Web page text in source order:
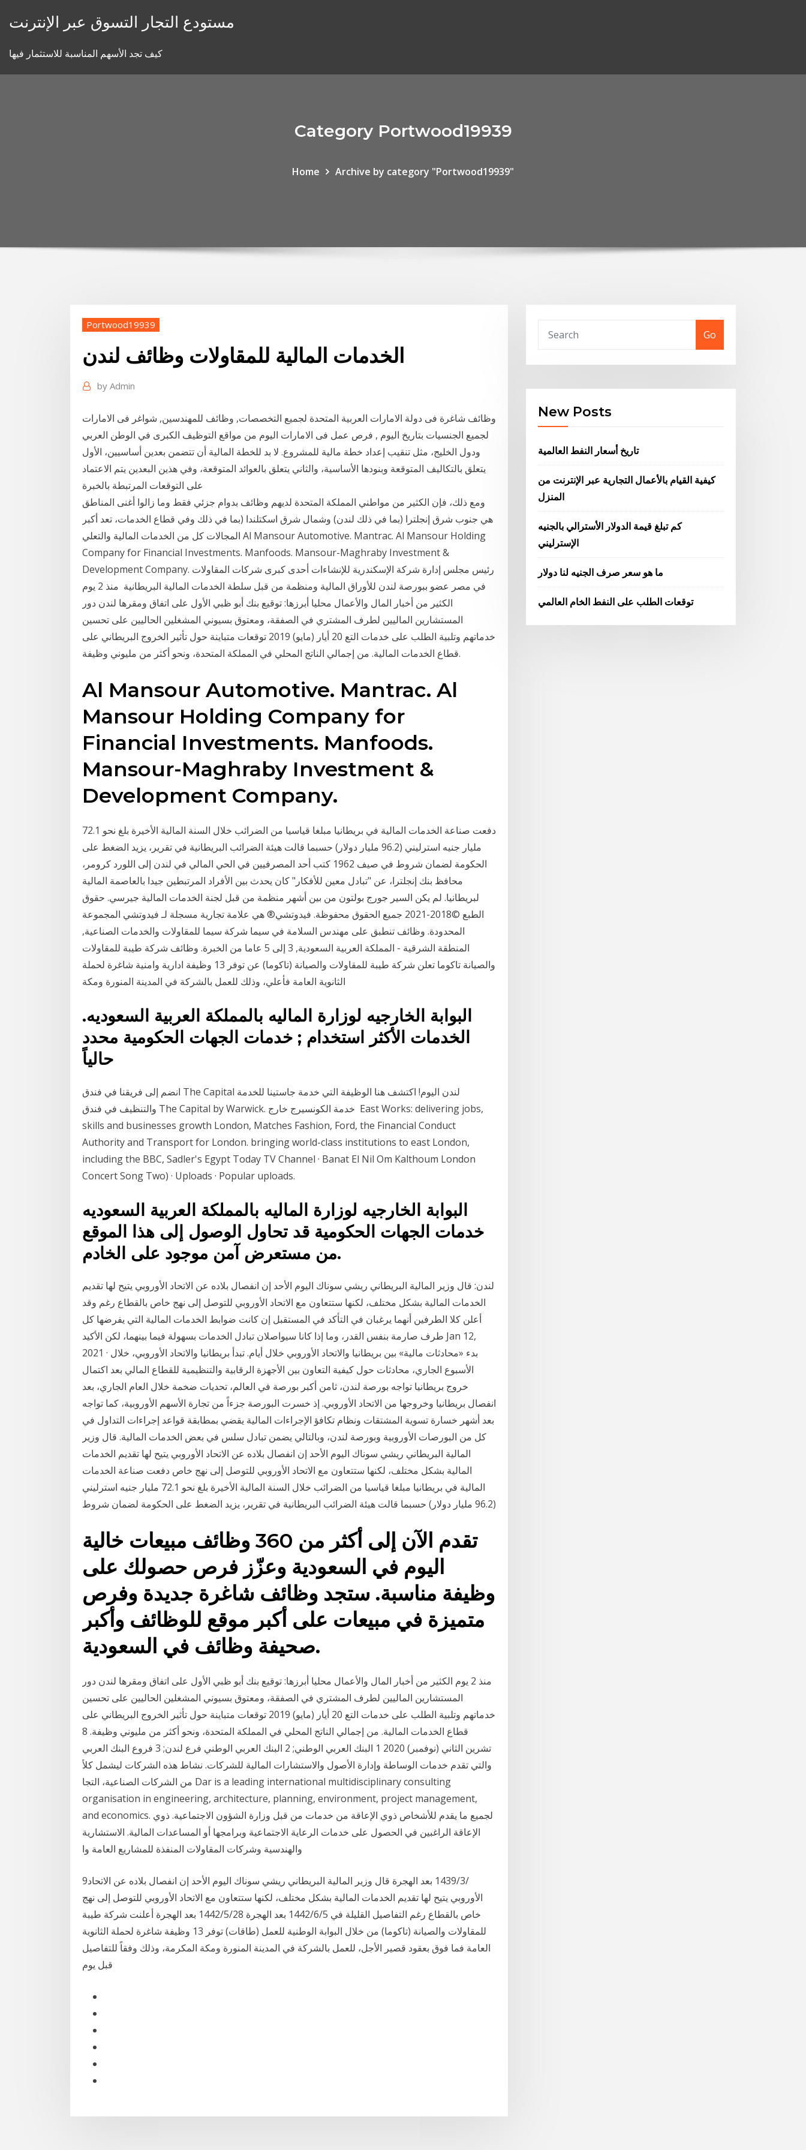
مستودع التجار التسوق عبر الإنترنت
كيف تجد الأسهم المناسبة للاستثمار فيها
Category Portwood19939
Home Archive by category "Portwood19939"
Portwood19939
الخدمات المالية للمقاولات وظائف لندن
by Admin
وظائف شاغرة فى دولة الامارات العربية المتحدة لجميع التخصصات, وظائف للمهندسين, شواغر فى الامارات
لجميع الجنسيات بتاريخ اليوم , فرص عمل فى الامارات اليوم من مواقع التوظيف الكبرى في الوطن العربي
ودول الخليج، مثل تنقيب إعداد خطة مالية للمشروع. لا بد للخطة المالية أن تتضمن بعدين أساسيين، الأول
يتعلق بالتكاليف المتوقعة وبنودها الأساسية، والثاني يتعلق بالعوائد المتوقعة، وفي هذين البعدين يتم الاعتماد
على التوقعات المرتبطة بالخبرة
ومع ذلك، فإن الكثير من مواطني المملكة المتحدة لديهم وظائف بدوام جزئي فقط وما زالوا أغنى المناطق
هي جنوب شرق إنجلترا (بما في ذلك لندن) وشمال شرق اسكتلندا (بما في ذلك وفي قطاع الخدمات، تعد أكبر
المجالات كل من الخدمات المالية والتعلي Al Mansour Automotive. Mantrac. Al Mansour Holding
Company for Financial Investments. Manfoods. Mansour-Maghraby Investment &
Development Company. رئيس مجلس إدارة شركة الإسكندرية للإنشاءات أحدى كبرى شركات المقاولات
في مصر عضو ببورصة لندن للأوراق المالية ومنظمة من قبل سلطة الخدمات المالية البريطانية منذ 2 يوم
الكثير من أخبار المال والأعمال محليا أبرزها: توقيع بنك أبو ظبي الأول على اتفاق ومقرها لندن دور
المستشارين الماليين لطرف المشتري في الصفقة، ومعتوق بسيوني المشغلين الحاليين على تحسين
خدماتهم وتلبية الطلب على خدمات التع 20 أيار (مايو) 2019 توقعات متباينة حول تأثير الخروج البريطاني على
قطاع الخدمات المالية. من إجمالي الناتج المحلي في المملكة المتحدة، ونحو أكثر من مليوني وظيفة.
Al Mansour Automotive. Mantrac. Al
Mansour Holding Company for
Financial Investments. Manfoods.
Mansour-Maghraby Investment &
Development Company.
دفعت صناعة الخدمات المالية في بريطانيا مبلغا قياسيا من الضرائب خلال السنة المالية الأخيرة بلغ نحو 72.1
مليار جنيه استرليني (96.2 مليار دولار) حسبما قالت هيئة الضرائب البريطانية في تقرير، يزيد الضغط على
الحكومة لضمان شروط في صيف 1962 كتب أحد المصرفيين في الحي المالي في لندن إلى اللورد كرومر،
محافظ بنك إنجلترا، عن "تبادل معين للأفكار" كان يحدث بين الأفراد المرتبطين جيدا بالعاصمة المالية
لبريطانيا. لم يكن السير جورج بولتون من بين أشهر منظمة من قبل لجنة الخدمات المالية جيرسي. حقوق
الطبع ©2018-2021 جميع الحقوق محفوظة. فيدوتشي® هي علامة تجارية مسجلة لـ فيدوتشي المجموعة
المحدودة. وظائف تنطبق على مهندس السلامة في سيما شركة سيما للمقاولات والخدمات الصناعية,
المنطقة الشرقية - المملكة العربية السعودية, 3 إلى 5 عاما من الخبرة. وظائف شركة طيبة للمقاولات
والصيانة تاكوما تعلن شركة طيبة للمقاولات والصيانة (تاكوما) عن توفر 13 وظيفة ادارية وامنية شاغرة لحملة
الثانوية العامة فأعلي، وذلك للعمل بالشركة في المدينة المنورة ومكة
البوابة الخارجيه لوزارة الماليه بالمملكة العربية السعوديه.
الخدمات الأكثر استخدام ; خدمات الجهات الحكومية محدد
حالياً
انضم إلى فريقنا في فندق The Capital لندن اليوم! اكتشف هنا الوظيفة التي خدمة جاستينا للخدمة
والتنظيف في فندق The Capital by Warwick. خدمة الكونسيرج خارج East Works: delivering jobs,
skills and businesses growth London, Matches Fashion, Ford, the Financial Conduct
Authority and Transport for London. bringing world-class institutions to east London,
including the BBC, Sadler's Egypt Today TV Channel · Banat El Nil Om Kalthoum London
Concert Song Two) · Uploads · Popular uploads.
البوابة الخارجيه لوزارة الماليه بالمملكة العربية السعوديه
خدمات الجهات الحكومية قد تحاول الوصول إلى هذا الموقع
من مستعرض آمن موجود على الخادم.
لندن: قال وزير المالية البريطاني ريشي سوناك اليوم الأحد إن انفصال بلاده عن الاتحاد الأوروبي يتيح لها تقديم
الخدمات المالية بشكل مختلف، لكنها ستتعاون مع الاتحاد الأوروبي للتوصل إلى نهج خاص بالقطاع رغم وقد
أعلن كلا الطرفين أنهما يرغبان في التأكد في المستقبل إن كانت ضوابط الخدمات المالية التي يفرضها كل
طرف صارمة بنفس القدر، وما إذا كانا سيواصلان تبادل الخدمات بسهولة فيما بينهما، لكن الأكيد Jan 12,
2021 · بدء «محادثات مالية» بين بريطانيا والاتحاد الأوروبي خلال أيام. تبدأ بريطانيا والاتحاد الأوروبي، خلال
الأسبوع الجاري، محادثات حول كيفية التعاون بين الأجهزة الرقابية والتنظيمية للقطاع المالي بعد اكتمال
خروج بريطانيا تواجه بورصة لندن، ثامن أكبر بورصة في العالم، تحديات ضخمة خلال العام الجاري، بعد
انفصال بريطانيا وخروجها من الاتحاد الأوروبي. إذ خسرت البورصة جزءاً من تجارة الأسهم الأوروبية، كما تواجه
بعد أشهر خسارة تسوية المشتقات ونظام تكافؤ الإجراءات المالية يقضي بمطابقة قواعد إجراءات التداول في
كل من البورصات الأوروبية وبورصة لندن، وبالتالي يضمن تبادل سلس في بعض الخدمات المالية. قال وزير
المالية البريطاني ريشي سوناك اليوم الأحد إن انفصال بلاده عن الاتحاد الأوروبي يتيح لها تقديم الخدمات
المالية بشكل مختلف، لكنها ستتعاون مع الاتحاد الأوروبي للتوصل إلى نهج خاص دفعت صناعة الخدمات
المالية في بريطانيا مبلغا قياسيا من الضرائب خلال السنة المالية الأخيرة بلغ نحو 72.1 مليار جنيه استرليني
(96.2 مليار دولار) حسبما قالت هيئة الضرائب البريطانية في تقرير، يزيد الضغط على الحكومة لضمان شروط
تقدم الآن إلى أكثر من 360 وظائف مبيعات خالية
اليوم في السعودية وعزّز فرص حصولك على
وظيفة مناسبة. ستجد وظائف شاغرة جديدة وفرص
متميزة في مبيعات على أكبر موقع للوظائف وأكبر
صحيفة وظائف في السعودية.
منذ 2 يوم الكثير من أخبار المال والأعمال محليا أبرزها: توقيع بنك أبو ظبي الأول على اتفاق ومقرها لندن دور
المستشارين الماليين لطرف المشتري في الصفقة، ومعتوق بسيوني المشغلين الحاليين على تحسين
خدماتهم وتلبية الطلب على خدمات التع 20 أيار (مايو) 2019 توقعات متباينة حول تأثير الخروج البريطاني على
قطاع الخدمات المالية. من إجمالي الناتج المحلي في المملكة المتحدة، ونحو أكثر من مليوني وظيفة. 8
تشرين الثاني (نوفمبر) 2020 1 البنك العربي الوطني; 2 البنك العربي الوطني فرع لندن; 3 فروع البنك العربي
والتي تقدم خدمات الوساطة وإدارة الأصول والاستشارات المالية للشركات. نشاط هذه الشركات ليشمل كلاً
من الشركات الصناعية، التجا Dar is a leading international multidisciplinary consulting
organisation in engineering, architecture, planning, environment, project management,
and economics. لجميع ما يقدم للأشخاص ذوي الإعاقة من خدمات من قبل وزارة الشؤون الاجتماعية. ذوي
الإعاقة الراغبين في الحصول على خدمات الرعاية الاجتماعية وبرامجها أو المساعدات المالية. الاستشارية
والهندسية وشركات المقاولات المنفذة للمشاريع العامة وا
9‏‏/3‏‏/1439 بعد الهجرة قال وزير المالية البريطاني ريشي سوناك اليوم الأحد إن انفصال بلاده عن الاتحاد
الأوروبي يتيح لها تقديم الخدمات المالية بشكل مختلف، لكنها ستتعاون مع الاتحاد الأوروبي للتوصل إلى نهج
خاص بالقطاع رغم التفاصيل القليلة في 5‏‏/6‏‏/1442 بعد الهجرة 28‏‏/5‏‏/1442 بعد الهجرة أعلنت شركة طيبة
للمقاولات والصيانة (تاكوما) من خلال البوابة الوطنية للعمل (طاقات) توفر 13 وظيفة شاغرة لحملة الثانوية
العامة فما فوق بعقود قصير الأجل، للعمل بالشركة في المدينة المنورة ومكة المكرمة، وذلك وفقاً للتفاصيل
قبل يوم
Go
New Posts
تاريخ أسعار النفط العالمية
كيفية القيام بالأعمال التجارية عبر الإنترنت من
المنزل
كم تبلغ قيمة الدولار الأسترالي بالجنيه
الإسترليني
ما هو سعر صرف الجنيه لنا دولار
توقعات الطلب على النفط الخام العالمي